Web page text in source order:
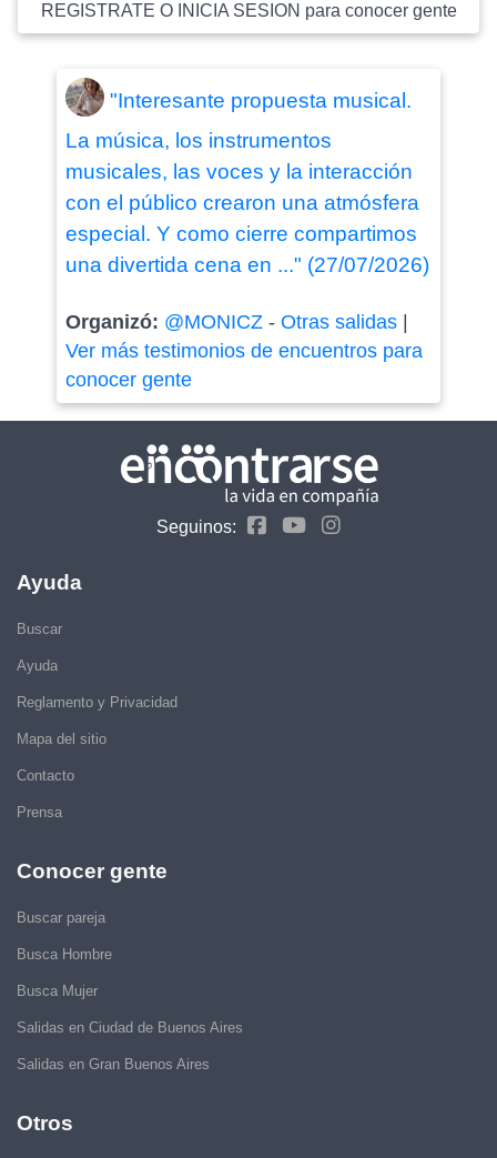
REGISTRATE O INICIA SESION para conocer gente
"Interesante propuesta musical.
La música, los instrumentos
musicales, las voces y la interacción
con el público crearon una atmósfera
especial. Y como cierre compartimos
una divertida cena en ..." (27/07/2026)
Organizó: @MONICZ- Otras salidas|
Ver más testimonios de encuentros para
conocer gente
Seguinos:
Ayuda
Buscar
Ayuda
Reglamento y Privacidad
Mapa del sitio
Contacto
Prensa
Conocer gente
Buscar pareja
Busca Hombre
Busca Mujer
Salidas en Ciudad de Buenos Aires
Salidas en Gran Buenos Aires
Otros